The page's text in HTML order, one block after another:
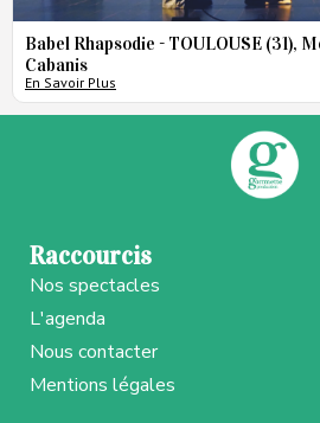
Babel Rhapsodie - TOULOUSE (31),
Cabanis
En Savoir Plus
Raccourcis
Nos spectacles
L'agenda
Nous contacter
Mentions légales